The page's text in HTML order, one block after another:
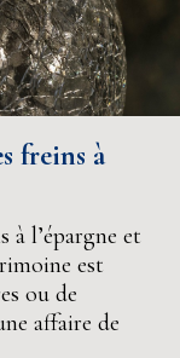
freins à
à l’épargne et
est
ou de
affaire de